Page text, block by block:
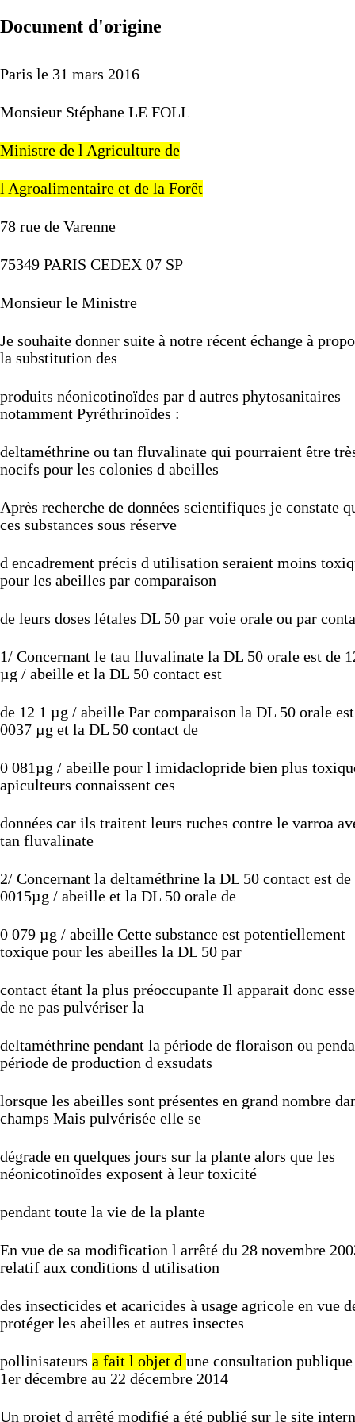
Document d'origine
Paris le 31 mars 2016
Monsieur Stéphane LE FOLL
Ministre de l Agriculture de
l Agroalimentaire et de la Forêt
78 rue de Varenne
75349 PARIS CEDEX 07 SP
Monsieur le Ministre
Je souhaite donner suite à notre récent échange à
la substitution des
produits néonicotinoïdes par d autres phytosanitaires
notamment Pyréthrinoïdes :
deltaméthrine ou tan fluvalinate qui pourraient être
nocifs pour les colonies d abeilles
Après recherche de données scientifiques je constate
ces substances sous réserve
d encadrement précis d utilisation seraient moins
pour les abeilles par comparaison
de leurs doses létales DL 50 par voie orale ou par
1/ Concernant le tau fluvalinate la DL 50 orale est de
µg / abeille et la DL 50 contact est
de 12 1 µg / abeille Par comparaison la DL 50 orale
0037 µg et la DL 50 contact de
0 081µg / abeille pour l imidaclopride bien plus
apiculteurs connaissent ces
données car ils traitent leurs ruches contre le varroa
tan fluvalinate
2/ Concernant la deltaméthrine la DL 50 contact est de
0015µg / abeille et la DL 50 orale de
0 079 µg / abeille Cette substance est potentiellement
toxique pour les abeilles la DL 50 par
contact étant la plus préoccupante Il apparait donc
de ne pas pulvériser la
deltaméthrine pendant la période de floraison ou
période de production d exsudats
lorsque les abeilles sont présentes en grand nombre
champs Mais pulvérisée elle se
dégrade en quelques jours sur la plante alors que les
néonicotinoïdes exposent à leur toxicité
pendant toute la vie de la plante
En vue de sa modification l arrêté du 28 novembre
relatif aux conditions d utilisation
des insecticides et acaricides à usage agricole en vue
protéger les abeilles et autres insectes
pollinisateurs a fait l objet d une consultation
1er décembre au 22 décembre 2014
Un projet d arrêté modifié a été publié sur le site